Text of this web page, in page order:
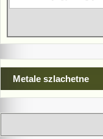
Metale szlachetne